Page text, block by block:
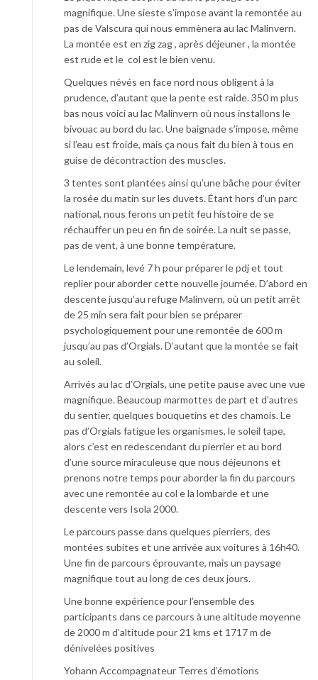
magnifique. Une sieste s’impose avant la remontée au
pas de Valscura qui nous emmènera au lac Malinvern.
La montée est en zig zag , après déjeuner , la montée
est rude et le col est le bien venu.
Quelques névés en face nord nous obligent à la
prudence, d’autant que la pente est raide. 350 m plus
bas nous voici au lac Malinvern où nous installons le
bivouac au bord du lac. Une baignade s’impose, même
si l’eau est froide, mais ça nous fait du bien à tous en
guise de décontraction des muscles.
3 tentes sont plantées ainsi qu’une bâche pour éviter
la rosée du matin sur les duvets. Étant hors d’un parc
national, nous ferons un petit feu histoire de se
réchauffer un peu en fin de soirée. La nuit se passe,
pas de vent, à une bonne température.
Le lendemain, levé 7 h pour préparer le pdj et tout
replier pour aborder cette nouvelle journée. D’abord en
descente jusqu’au refuge Malinvern, où un petit arrêt
de 25 min sera fait pour bien se préparer
psychologiquement pour une remontée de 600 m
jusqu’au pas d’Orgials. D’autant que la montée se fait
au soleil.
Arrivés au lac d’Orgials, une petite pause avec une vue
magnifique. Beaucoup marmottes de part et d’autres
du sentier, quelques bouquetins et des chamois. Le
pas d’Orgials fatigue les organismes, le soleil tape,
alors c’est en redescendant du pierrier et au bord
d’une source miraculeuse que nous déjeunons et
prenons notre temps pour aborder la fin du parcours
avec une remontée au col e la lombarde et une
descente vers Isola 2000.
Le parcours passe dans quelques pierriers, des
montées subites et une arrivée aux voitures à 16h40.
Une fin de parcours éprouvante, mais un paysage
magnifique tout au long de ces deux jours.
Une bonne expérience pour l’ensemble des
participants dans ce parcours à une altitude moyenne
de 2000 m d’altitude pour 21 kms et 1717 m de
dénivelées positives
Yohann Accompagnateur Terres d’émotions